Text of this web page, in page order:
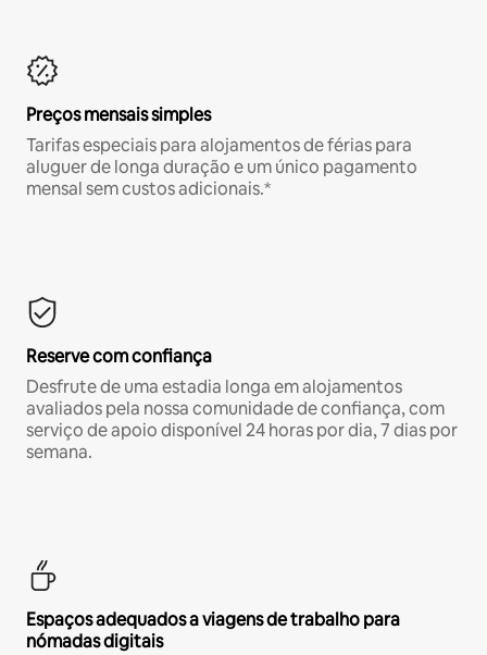
Preços mensais simples
Tarifas especiais para alojamentos de férias para
aluguer de longa duração e um único pagamento
mensal sem custos adicionais.*
Reserve com confiança
Desfrute de uma estadia longa em alojamentos
avaliados pela nossa comunidade de confiança, com
serviço de apoio disponível 24 horas por dia, 7 dias por
semana.
Espaços adequados a viagens de trabalho para
nómadas digitais